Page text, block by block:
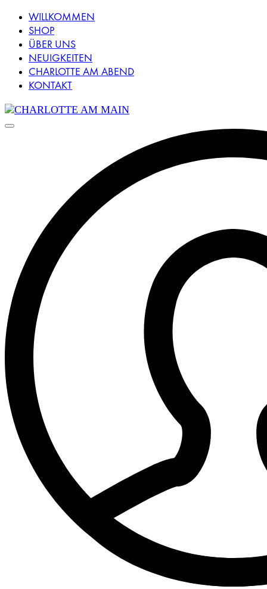
WILLKOMMEN
SHOP
ÜBER UNS
NEUIGKEITEN
CHARLOTTE AM ABEND
KONTAKT